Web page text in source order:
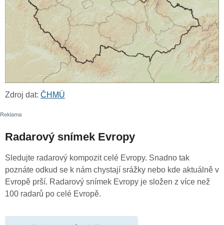
Zdroj dat: ČHMÚ
Radarový snímek Evropy
Sledujte radarový kompozit celé Evropy. Snadno tak
poznáte odkud se k nám chystají srážky nebo kde aktuálně v
Evropě prší. Radarový snímek Evropy je složen z více než
100 radarů po celé Evropě.